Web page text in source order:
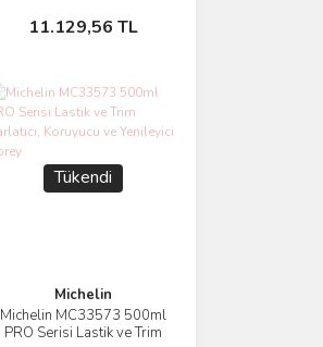
11.129,56 TL
Stokta Yok
Tükendi
Michelin
Michelin MC33573 500ml
PRO Serisi Lastik ve Trim
İncele